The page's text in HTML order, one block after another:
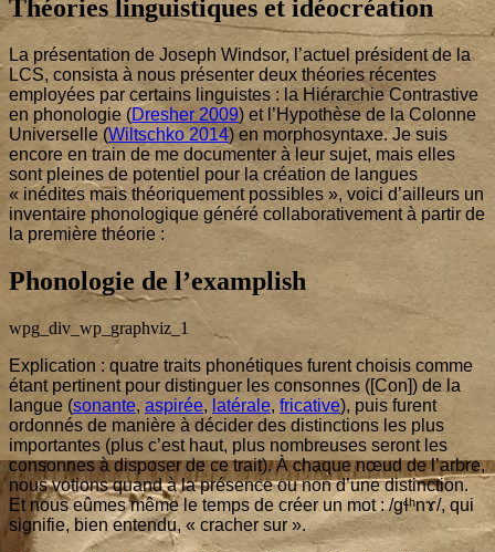
Théories linguistiques et idéocréation
La pré­sen­ta­tion de Joseph Wind­sor, l’ac­tuel pré­sident de la
LCS, consis­ta à nous pré­sen­ter deux théo­ries récentes
employées par cer­tains lin­guistes : la Hié­rar­chie Contras­tive
en pho­no­lo­gie (Dre­sher2009) et l’Hy­po­thèse de la Colonne
Uni­ver­selle (Wilt­sch­ko2014) en mor­pho­syn­taxe. Je suis
encore en train de me docu­men­ter à leur sujet, mais elles
sont pleines de poten­tiel pour la créa­tion de langues
« inédites mais théo­ri­que­ment pos­sibles », voi­ci d’ailleurs un
inven­taire pho­no­lo­gique géné­ré col­la­bo­ra­ti­ve­ment à par­tir de
la pre­mière théorie :
Phonologie de l’examplish
wpg_div_wp_graphviz_ 1
Expli­ca­tion : quatre traits pho­né­tiques furent choi­sis comme
étant per­ti­nent pour dis­tin­guer les consonnes ([Con]) de la
langue (sonante,aspi­rée, laté­rale, fri­ca­tive), puis furent
ordon­nés de manière à déci­der des dis­tinc­tions les plus
impor­tantes (plus c’est haut, plus nom­breuses seront les
consonnes à dis­po­ser de ce trait). À chaque nœud de l’arbre,
nous votions quand à la pré­sence ou non d’une dis­tinc­tion.
Et nous eûmes même le temps de créer un mot : /ɡɬʰnɤ/, qui
signi­fie, bien enten­du, « cra­cher sur ».